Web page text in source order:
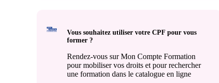
Vous souhaitez utiliser votre CPF pour vous
former ?
Rendez-vous sur Mon Compte Formation
pour mobiliser vos droits et pour rechercher
une formation dans le catalogue en ligne